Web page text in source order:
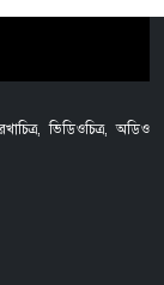
ভিডিওচিত্র, অডিও